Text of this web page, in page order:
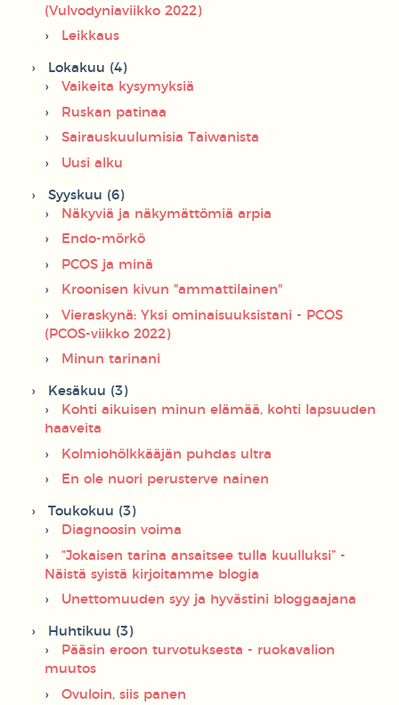
(Vulvodyniaviikko 2022)
Leikkaus
Lokakuu (4)
Vaikeita kysymyksiä
Ruskan patinaa
Sairauskuulumisia Taiwanista
Uusi alku
Syyskuu (6)
Näkyviä ja näkymättömiä arpia
Endo-mörkö
PCOS ja minä
Kroonisen kivun "ammattilainen"
Vieraskynä: Yksi ominaisuuksistani - PCOS
(PCOS-viikko 2022)
Minun tarinani
Kesäkuu (3)
Kohti aikuisen minun elämää, kohti lapsuuden
haaveita
Kolmiohölkkääjän puhdas ultra
En ole nuori perusterve nainen
Toukokuu (3)
Diagnoosin voima
“Jokaisen tarina ansaitsee tulla kuulluksi” -
Näistä syistä kirjoitamme blogia
Unettomuuden syy ja hyvästini bloggaajana
Huhtikuu (3)
Pääsin eroon turvotuksesta - ruokavalion
muutos
Ovuloin, siis panen